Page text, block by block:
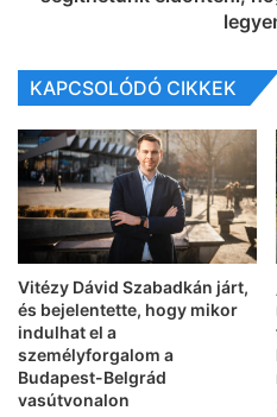
KAPCSOLÓDÓ CIKKEK
Vitézy Dávid Szabadkán járt,
és bejelentette, hogy mikor
indulhat el a
személyforgalom a
Budapest-Belgrád
vasútvonalon